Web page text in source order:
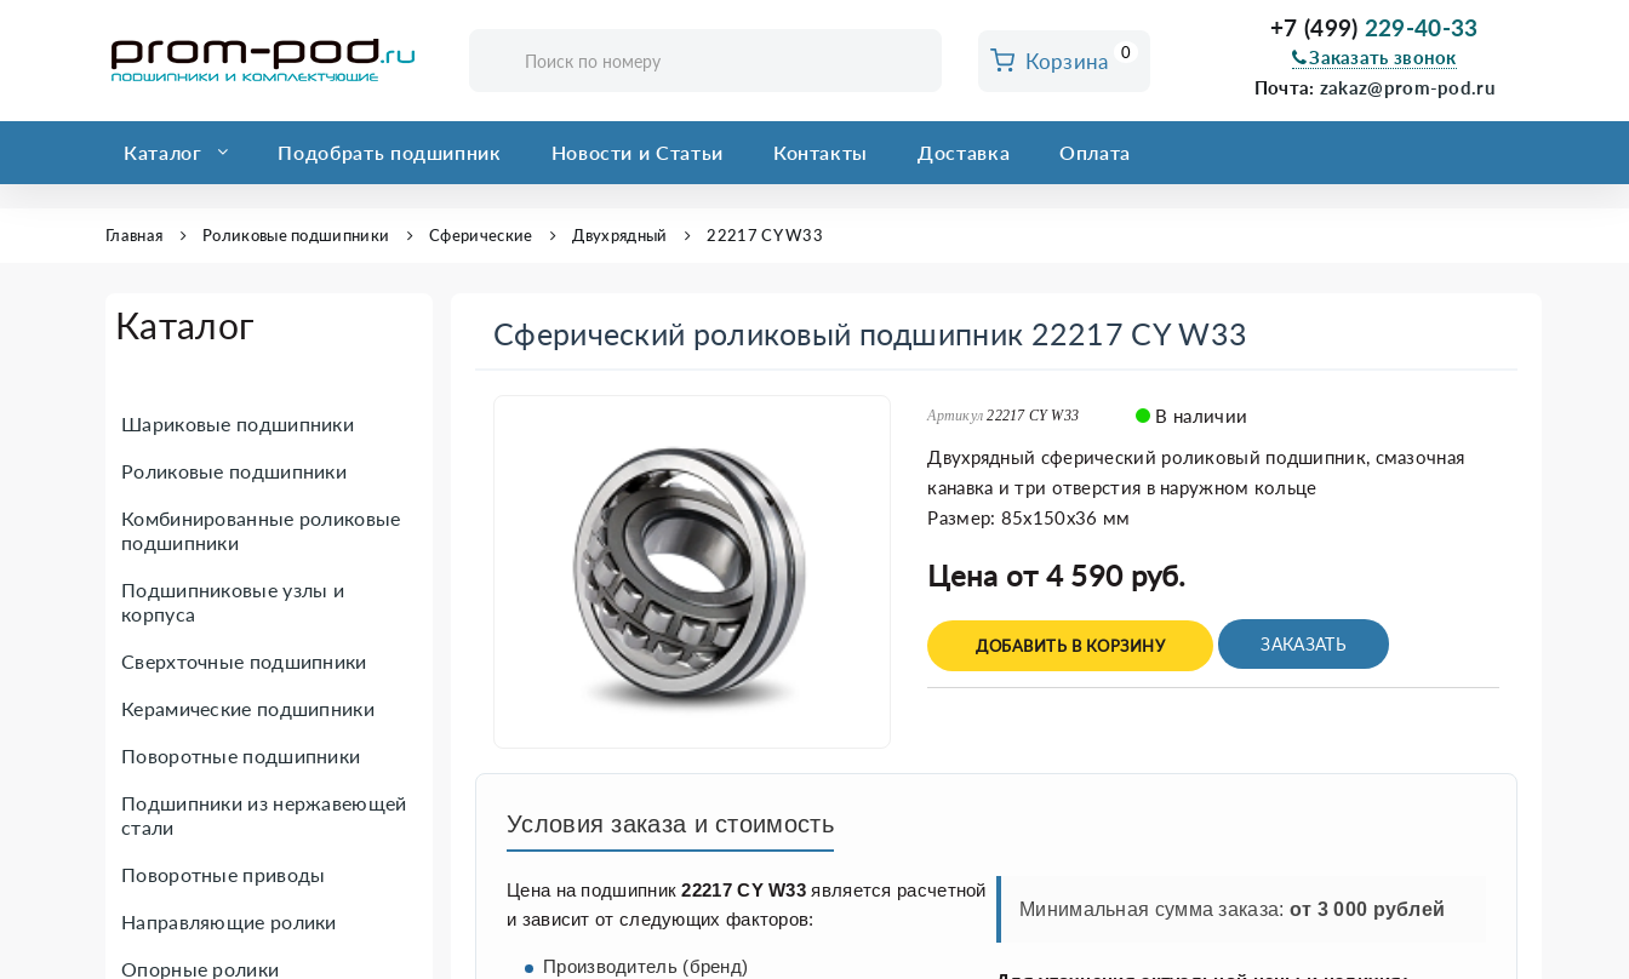
Корзина 0
+7 (499) 229-40-33
Заказать звонок
Почта: zakaz@prom-pod.ru
Каталог Подобрать подшипник Новости и Статьи Контакты Доставка Оплата
Главная Роликовые подшипники Сферические Двухрядный 22217 CY W33
Каталог
Шариковые подшипники
Роликовые подшипники
Комбинированные роликовые
подшипники
Подшипниковые узлы и
корпуса
Сверхточные подшипники
Керамические подшипники
Поворотные подшипники
Подшипники из нержавеющей
стали
Поворотные приводы
Направляющие ролики
Опорные ролики
Сферический роликовый подшипник 22217 CY W33
Артикул 22217 CY W33
В наличии
Двухрядный сферический роликовый подшипник, смазочная
канавка и три отверстия в наружном кольце
Размер: 85x150x36 мм
Цена от 4 590 руб.
ДОБАВИТЬ В КОРЗИНУ ЗАКАЗАТЬ
Условия заказа и стоимость
Цена на подшипник22217 CY W33 является расчетной
и зависит от следующих факторов:
Производитель (бренд)
Минимальная сумма заказа: от 3 000 рублей